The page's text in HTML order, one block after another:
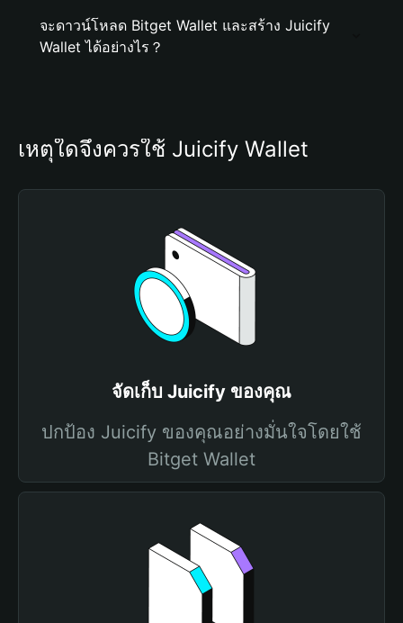
จะดาวน์โหลด Bitget Wallet และสร้าง Juicify
Wallet ได้อย่างไร？
เหตุใดจึงควรใช้ Juicify Wallet
จัดเก็บ Juicify ของคุณ
ปกป้อง Juicify ของคุณอย่างมั่นใจโดยใช้
Bitget Wallet